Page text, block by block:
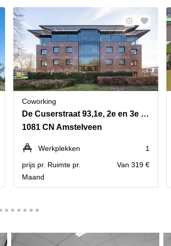
Coworking
De Cuserstraat 93,1e, 2e en 3e verdieping
1081 CN Amstelveen
Werkplekken
1
prijs pr. Ruimte pr.
Maand
Van 319 €